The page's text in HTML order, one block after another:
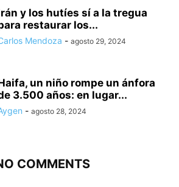
y los hutíes sí a la tregua
restaurar los...
Mendoza - agosto 29, 2024
un niño rompe un ánfora
3.500 años: en lugar...
- agosto 28, 2024
COMMENTS